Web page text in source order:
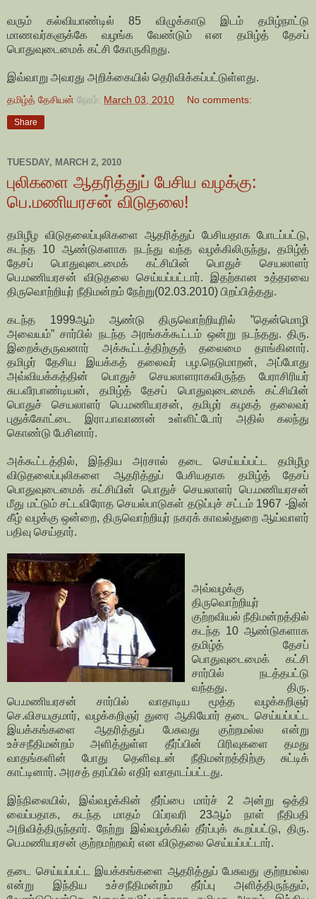
வரும் கல்வியாண்டில் 85 விழுக்காடு இடம் தமிழ்நாட்டு
மாணவர்களுக்கே வழங்க வேண்டும் என தமிழ்த் தேசப்
பொதுவுடைமைக் கட்சி கோருகிறது.
இவ்வாறு அவரது அறிக்கையில் தெரிவிக்கப்பட்டுள்ளது.
தமிழ்த் தேசியன் நேரம்: March 03, 2010 No comments:
Share
TUESDAY, MARCH 2, 2010
புலிகளை ஆதரித்துப் பேசிய வழக்கு:
பெ.மணியரசன் விடுதலை!
தமிழீழ விடுதலைப்புலிகளை ஆதரித்துப் பேசியதாக போடப்பட்டு,
கடந்த 10 ஆண்டுகளாக நடந்து வந்த வழக்கிலிருந்து, தமிழ்த்
தேசப் பொதுவுடைமைக் கட்சியின் பொதுச் செயலாளர்
பெ.மணியரசன் விடுதலை செய்யப்பட்டார். இதற்கான உத்தரவை
திருவொற்றியுர் நீதிமன்றம் நேற்று(02.03.2010) பிறப்பித்தது.
கடந்த 1999ஆம் ஆண்டு திருவொற்றியுரில் ”தென்மொழி
அவையம்” சார்பில் நடந்த அரங்கக்கூட்டம் ஒன்று நடந்தது. திரு.
இறைக்குருவனார் அக்கூட்டத்திற்குத் தலைமை தாங்கினார்.
தமிழர் தேசிய இயக்கத் தலைவர் பழ.நெடுமாறன், அப்போது
அவ்வியக்கத்தின் பொதுச் செயலாளராகவிருந்த பேராசிரியர்
சுப.வீரபாண்டியன், தமிழ்த் தேசப் பொதுவுடைமைக் கட்சியின்
பொதுச் செயலாளர் பெ.மணியரசன், தமிழர் கழகத் தலைவர்
புதுக்கோட்டை இரா.பாவாணன் உள்ளிட்டோர் அதில் கலந்து
கொண்டு பேசினார்.
அக்கூட்டத்தில், இந்திய அரசால் தடை செய்யப்பட்ட தமிழீழ
விடுதலைப்புலிகளை ஆதரித்துப் பேசியதாக தமிழ்த் தேசப்
பொதுவுடைமைக் கட்சியின் பொதுச் செயலாளர் பெ.மணியரசன்
மீது மட்டும் சட்டவிரோத செயல்பாடுகள் தடுப்புச் சட்டம் 1967 -இன்
கீழ் வழக்கு ஒன்றை, திருவொற்றியுர் நகரக் காவல்துறை ஆய்வாளர்
பதிவு செய்தார்.
அவ்வழக்கு
திருவொற்றியுர்
குற்றவியல் நீதிமன்றத்தில்
கடந்த 10 ஆண்டுகளாக
தமிழ்த் தேசப்
பொதுவுடைமைக் கட்சி
சார்பில் நடத்தபட்டு
வந்தது. திரு.
பெ.மணியரசன் சார்பில் வாதாடிய மூத்த வழக்கறிஞர்
செ.விசயகுமார், வழக்கறிஞர் துரை ஆகியோர் தடை செய்யப்பட்ட
இயக்கங்களை ஆதரித்துப் பேசுவது குற்றமல்ல என்று
உச்சநீதிமன்றம் அளித்துள்ள தீர்ப்பின் பிரிவுகளை தமது
வாதங்களின் போது தெளிவுடன் நீதிமன்றத்திற்கு சுட்டிக்
காட்டினார். அரசத் தரப்பில் எதிர் வாதாடப்பட்டது.
இந்நிலையில், இவ்வழக்கின் தீர்ப்பை மார்ச் 2 அன்று ஒத்தி
வைப்பதாக, கடந்த மாதம் பிப்ரவரி 23ஆம் நாள் நீதிபதி
அறிவித்திருந்தார். நேற்று இவ்வழக்கில் தீர்ப்புக் கூறப்பட்டு, திரு.
பெ.மணியரசன் குற்றமற்றவர் என விடுதலை செய்யப்பட்டார்.
தடை செய்யப்பட்ட இயக்கங்களை ஆதரித்துப் பேசுவது குற்றமல்ல
என்று இந்திய உச்சநீதிமன்றம் தீர்ப்பு அளித்திருந்தும்,